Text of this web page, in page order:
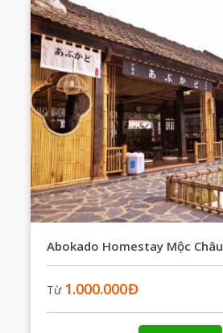
Abokado Homestay Mộc Châu
Từ 1.000.000Đ